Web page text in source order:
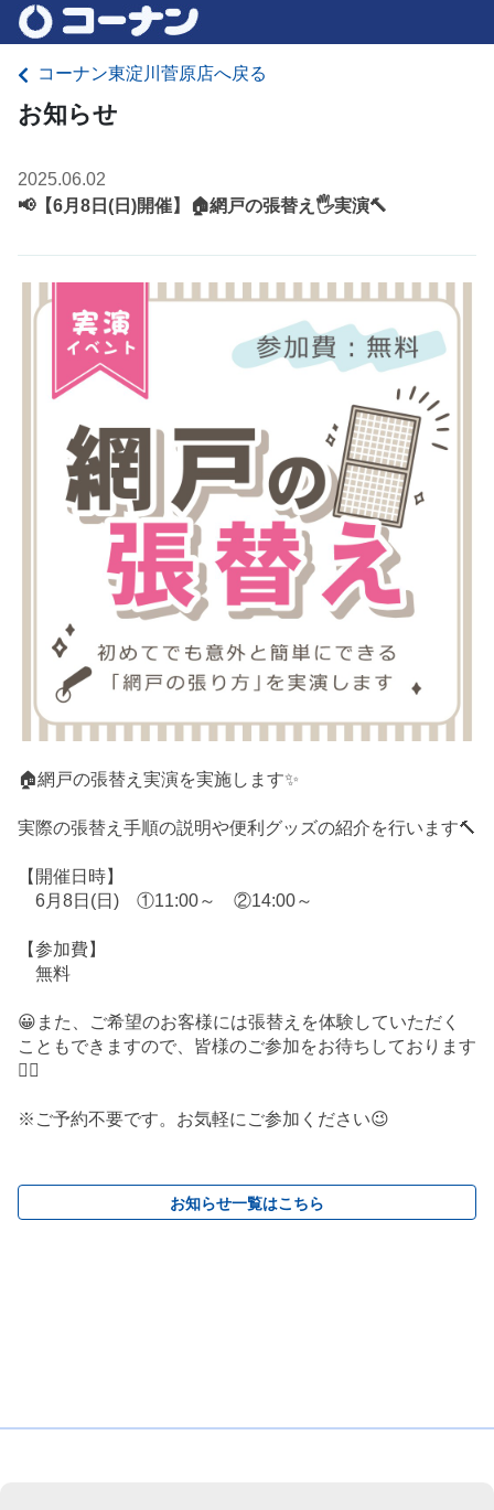
コーナン東淀川菅原店へ戻る
お知らせ
2025.06.02
📢【6月8日(日)開催】🏠網戸の張替え🖐実演🔨
🏠網戸の張替え実演を実施します✨
実際の張替え手順の説明や便利グッズの紹介を行います🔨
【開催日時】
6月8日(日) ①11:00～ ②14:00～
【参加費】
無料
😀また、ご希望のお客様には張替えを体験していただく
こともできますので、皆様のご参加をお待ちしております
🙇‍♀️
※ご予約不要です。お気軽にご参加ください😉
お知らせ一覧はこちら